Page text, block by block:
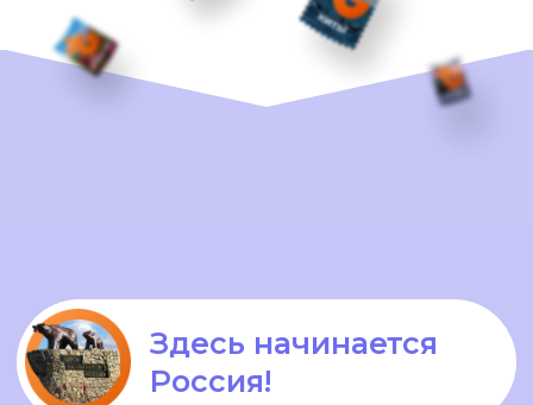
после дороги
бассейне
Устроимприветственный ужин
для всей группы
Заселение и
термальный бассейн
после перелёта